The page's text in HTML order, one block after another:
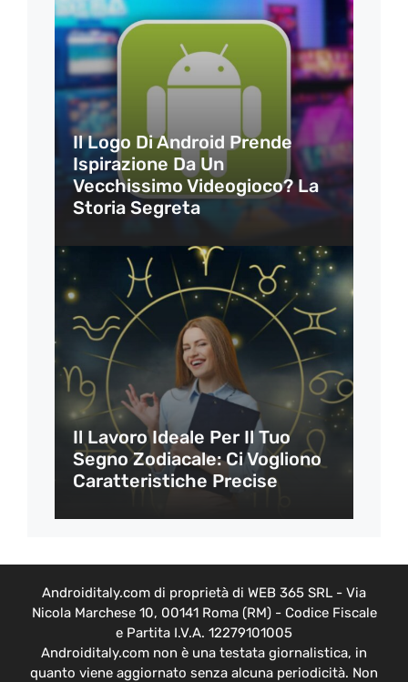
Il Logo Di Android Prende
Ispirazione Da Un
Vecchissimo Videogioco? La
Storia Segreta
Il Lavoro Ideale Per Il Tuo
Segno Zodiacale: Ci Vogliono
Caratteristiche Precise
Androiditaly.com di proprietà di WEB 365 SRL - Via
Nicola Marchese 10, 00141 Roma (RM) - Codice Fiscale
e Partita I.V.A. 12279101005
Androiditaly.com non è una testata giornalistica, in
quanto viene aggiornato senza alcuna periodicità. Non